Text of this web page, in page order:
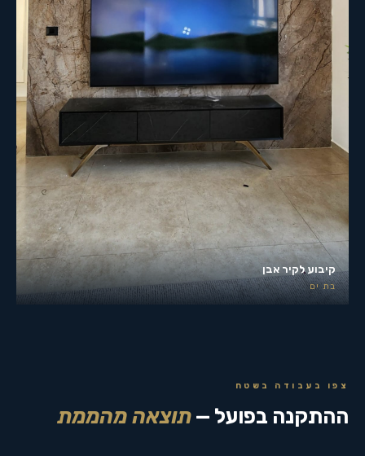
קיבוע לקיר אבן
בת ים
צפו בעבודה בשטח
ההתקנה בפועל — תוצאה מהממת